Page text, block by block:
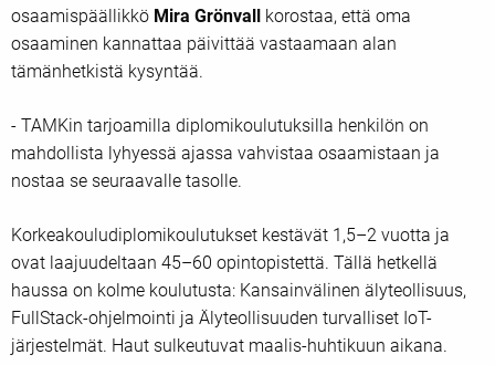
osaamispäällikkö Mira Grönvall korostaa, että oma
osaaminen kannattaa päivittää vastaamaan alan
tämänhetkistä kysyntää.
- TAMKin tarjoamilla diplomikoulutuksilla henkilön on
mahdollista lyhyessä ajassa vahvistaa osaamistaan ja
nostaa se seuraavalle tasolle.
Korkeakouludiplomikoulutukset kestävät 1,5–2 vuotta ja
ovat laajuudeltaan 45–60 opintopistettä. Tällä hetkellä
haussa on kolme koulutusta: Kansainvälinen älyteollisuus,
FullStack-ohjelmointi ja Älyteollisuuden turvalliset IoT-
järjestelmät. Haut sulkeutuvat maalis-huhtikuun aikana.